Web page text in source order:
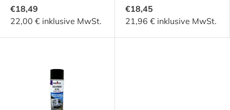
€18,49
22,00 € inklusive MwSt.
€18,45
21,96 € inklusive MwSt.